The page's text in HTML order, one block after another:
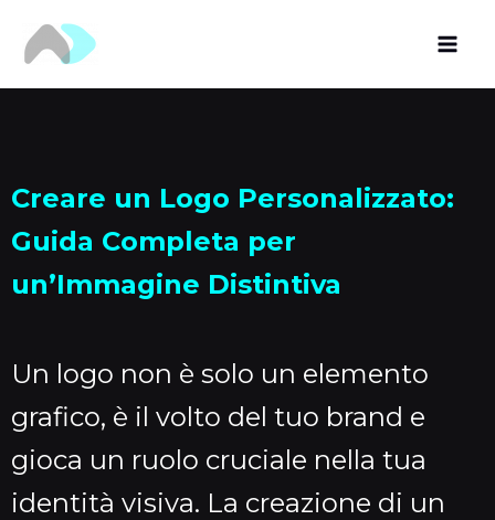
Creare un Logo Personalizzato:
Guida Completa per
un’Immagine Distintiva
Un logo non è solo un elemento
grafico, è il volto del tuo brand e
gioca un ruolo cruciale nella tua
identità visiva. La creazione di un